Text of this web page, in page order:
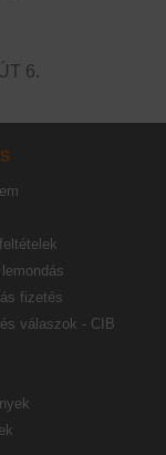
6.
fizetés
válaszok - CIB